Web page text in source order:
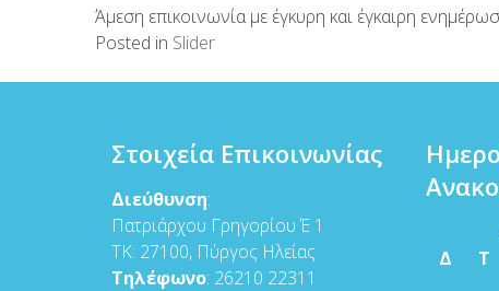
Άμεση επικοινωνία με έγκυρη και έγκαιρη
Posted in Slider
Στοιχεία Επικοινωνίας
Διεύθυνση:
Πατριάρχου Γρηγορίου Έ 1
ΤΚ: 27100, Πύργος Ηλείας
Τηλέφωνο: 26210 22311
Δ
Τ